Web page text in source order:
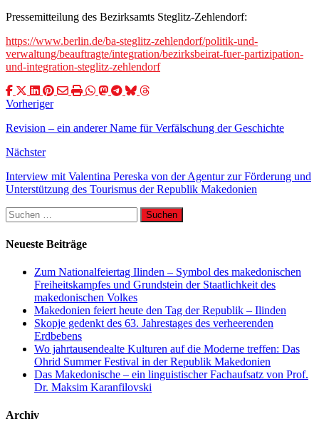
Pressemitteilung des Bezirksamts Steglitz-Zehlendorf:
https://www.berlin.de/ba-steglitz-zehlendorf/politik-und-
verwaltung/beauftragte/integration/bezirksbeirat-fuer-partizipation-
und-integration-steglitz-zehlendorf
Vorheriger
Revision – ein anderer Name für Verfälschung der Geschichte
Nächster
Interview mit Valentina Pereska von der Agentur zur Förderung und
Unterstützung des Tourismus der Republik Makedonien
Suchen
nach:
Neueste Beiträge
Zum Nationalfeiertag Ilinden – Symbol des makedonischen
Freiheitskampfes und Grundstein der Staatlichkeit des
makedonischen Volkes
Makedonien feiert heute den Tag der Republik – Ilinden
Skopje gedenkt des 63. Jahrestages des verheerenden
Erdbebens
Wo jahrtausendealte Kulturen auf die Moderne treffen: Das
Ohrid Summer Festival in der Republik Makedonien
Das Makedonische – ein linguistischer Fachaufsatz von Prof.
Dr. Maksim Karanfilovski
Archiv